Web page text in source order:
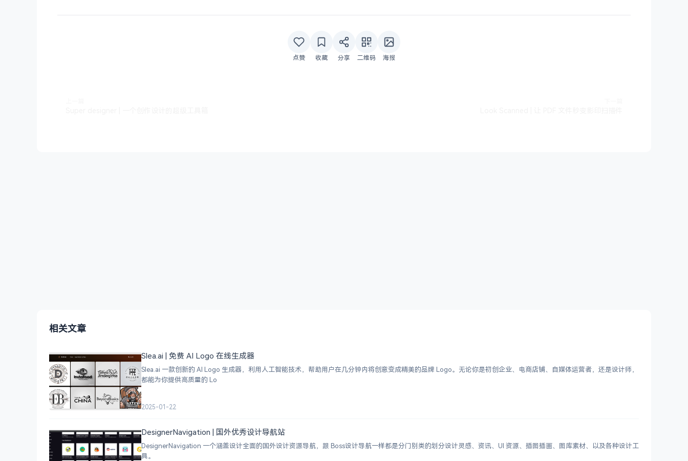
点赞 收藏 分享 二维码 海报
相关文章
Slea.ai | 免费 AI Logo 在线生成器
Slea.ai 一款创新的 AI Logo 生成器，利用人工智能技术，帮助用户在几分钟内将创意变成精美的品牌 Logo。无论你是初创企业、电商店铺、自媒体运营者，还是设计师，
都能为你提供高质量的 Lo
2025-01-22
DesignerNavigation | 国外优秀设计导航站
DesignerNavigation 一个涵盖设计全面的国外设计资源导航，跟 Boss设计导航一样都是分门别类的划分设计灵感、资讯、UI 资源、插图插画、图库素材、以及各种设计工
具。